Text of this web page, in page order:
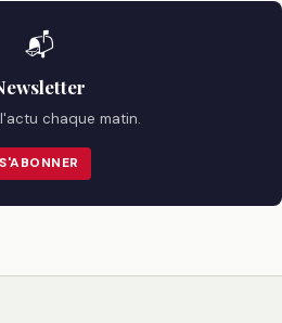
📬
chaque matin.
S'ABONNER